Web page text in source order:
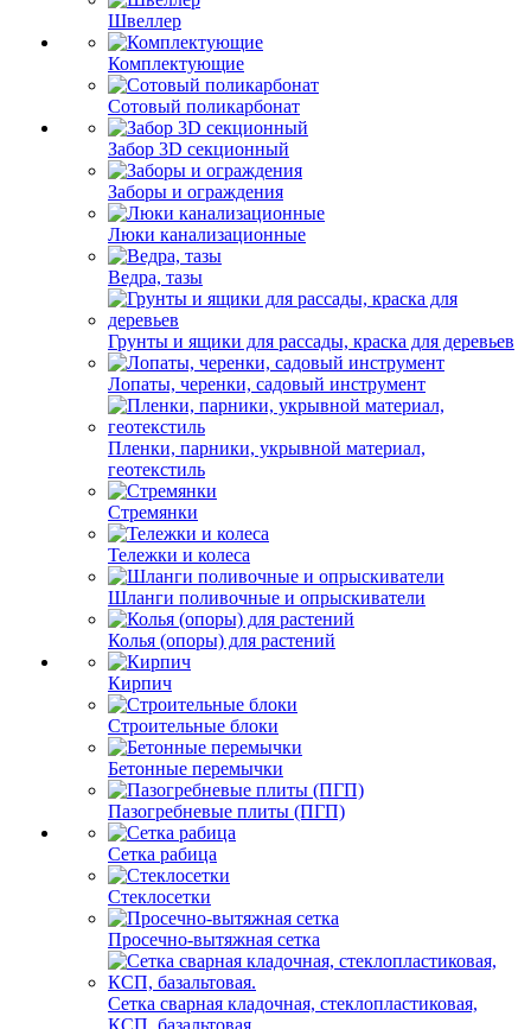
Швеллер
Комплектующие
Сотовый поликарбонат
Забор 3D секционный
Заборы и ограждения
Люки канализационные
Ведра, тазы
Грунты и ящики для рассады, краска для деревьев
Лопаты, черенки, садовый инструмент
Пленки, парники, укрывной материал,
геотекстиль
Стремянки
Тележки и колеса
Шланги поливочные и опрыскиватели
Колья (опоры) для растений
Кирпич
Строительные блоки
Бетонные перемычки
Пазогребневые плиты (ПГП)
Сетка рабица
Стеклосетки
Просечно-вытяжная сетка
Сетка сварная кладочная, стеклопластиковая,
КСП, базальтовая.